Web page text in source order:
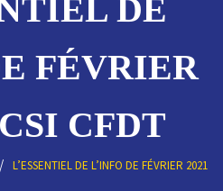
DE
FÉVRIER
CFDT
L’ESSENTIEL DE L’INFO DE FÉVRIER 2021